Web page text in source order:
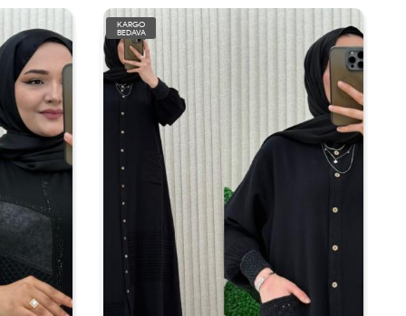
KARGO
BEDAVA